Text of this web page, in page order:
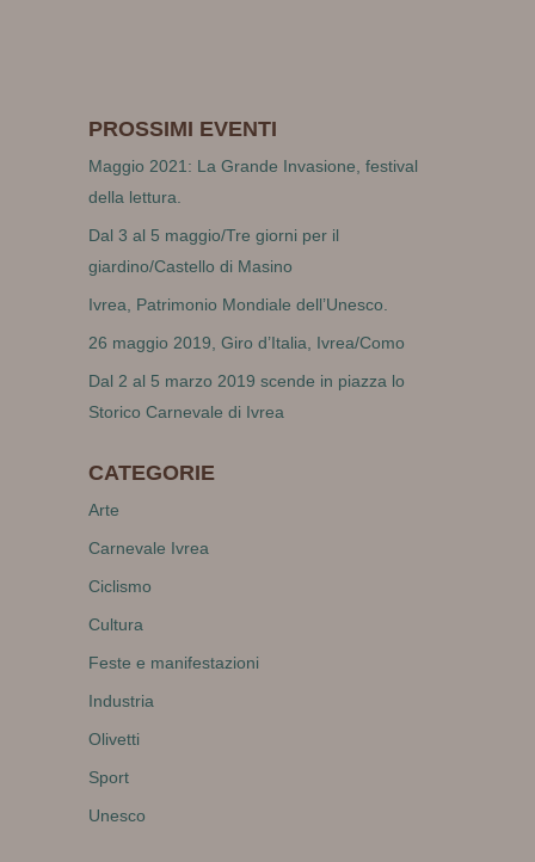
PROSSIMI EVENTI
Maggio 2021: La Grande Invasione, festival
della lettura.
Dal 3 al 5 maggio/Tre giorni per il
giardino/Castello di Masino
Ivrea, Patrimonio Mondiale dell’Unesco.
26 maggio 2019, Giro d’Italia, Ivrea/Como
Dal 2 al 5 marzo 2019 scende in piazza lo
Storico Carnevale di Ivrea
CATEGORIE
Arte
Carnevale Ivrea
Ciclismo
Cultura
Feste e manifestazioni
Industria
Olivetti
Sport
Unesco